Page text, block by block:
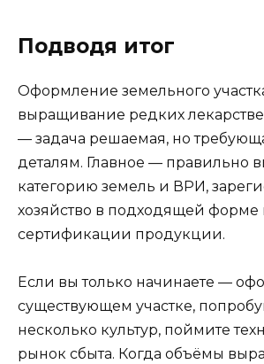
Подводя итог
Оформление земельного
выращивание редких
— задача решаемая, но
деталям. Главное — правильно
категорию земель и ВРИ,
хозяйство в подходящей форме
сертификации продукции.
Если вы только начинаете —
существующем участке,
несколько культур, поймите
рынок сбыта. Когда объёмы